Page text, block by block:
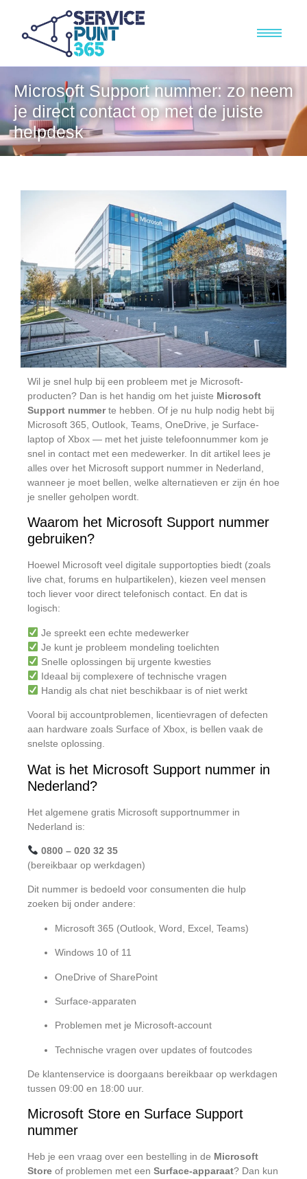
Microsoft Support nummer: zo neem
je direct contact op met de juiste
helpdesk
Wil je snel hulp bij een probleem met je Microsoft-
producten? Dan is het handig om het juiste Microsoft
Support nummerte hebben. Of je nu hulp nodig hebt bij
Microsoft 365, Outlook, Teams, OneDrive, je Surface-
laptop of Xbox — met het juiste telefoonnummer kom je
snel in contact met een medewerker. In dit artikel lees je
alles over het Microsoft support nummer in Nederland,
wanneer je moet bellen, welke alternatieven er zijn én hoe
je sneller geholpen wordt.
Waarom het Microsoft Support nummer
gebruiken?
Hoewel Microsoft veel digitale supportopties biedt (zoals
live chat, forums en hulpartikelen), kiezen veel mensen
toch liever voor direct telefonisch contact. En dat is
logisch:
Je spreekt een echte medewerker
Je kunt je probleem mondeling toelichten
Snelle oplossingen bij urgente kwesties
Ideaal bij complexere of technische vragen
Handig als chat niet beschikbaar is of niet werkt
Vooral bij accountproblemen, licentievragen of defecten
aan hardware zoals Surface of Xbox, is bellen vaak de
snelste oplossing.
Wat is het Microsoft Support nummer in
Nederland?
Het algemene gratis Microsoft supportnummer in
Nederland is:
0800 – 020 32 35
(bereikbaar op werkdagen)
Dit nummer is bedoeld voor consumenten die hulp
zoeken bij onder andere:
Microsoft 365 (Outlook, Word, Excel, Teams)
Windows 10 of 11
OneDrive of SharePoint
Surface-apparaten
Problemen met je Microsoft-account
Technische vragen over updates of foutcodes
De klantenservice is doorgaans bereikbaar op werkdagen
tussen 09:00 en 18:00 uur.
Microsoft Store en Surface Support
nummer
Heb je een vraag over een bestelling in de Microsoft
Store of problemen met een Surface-apparaat? Dan kun